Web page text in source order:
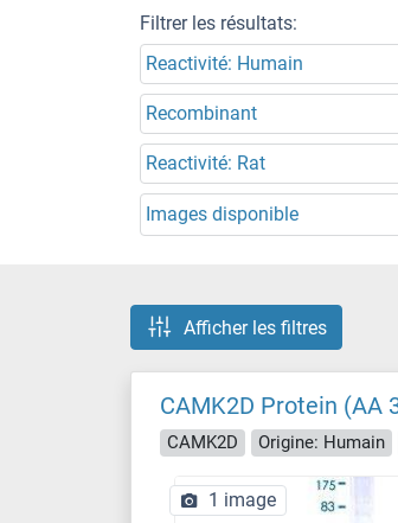
Filtrer les résultats:
Reactivité: Humain
Recombinant
Reactivité: Rat
Images disponible
Afficher les filtres
CAMK2D Protein (AA
CAMK2D Origine: Humain
1 image